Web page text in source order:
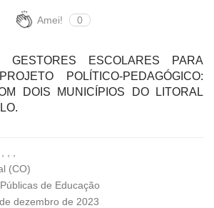
Amei! 0
GESTORES ESCOLARES PARA
POLÍTICO-PEDAGÓGICO:
DOIS MUNICÍPIOS DO LITORAL
, ,
(CO)
de Educação
dezembro de 2023